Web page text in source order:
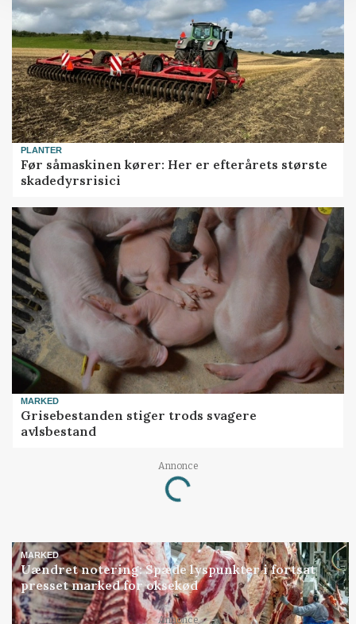
PLANTER
Før såmaskinen kører: Her er efterårets største
skadedyrsrisici
MARKED
Grisebestanden stiger trods svagere
avlsbestand
Annonce
Loading...
MARKED
Uændret notering: Spæde lyspunkter i fortsat
presset marked for oksekød
Annonce